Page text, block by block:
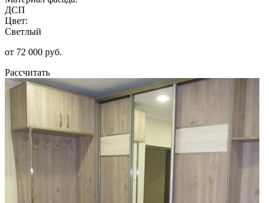
ДСП
Цвет:
Светлый
от 72 000 руб.
Рассчитать